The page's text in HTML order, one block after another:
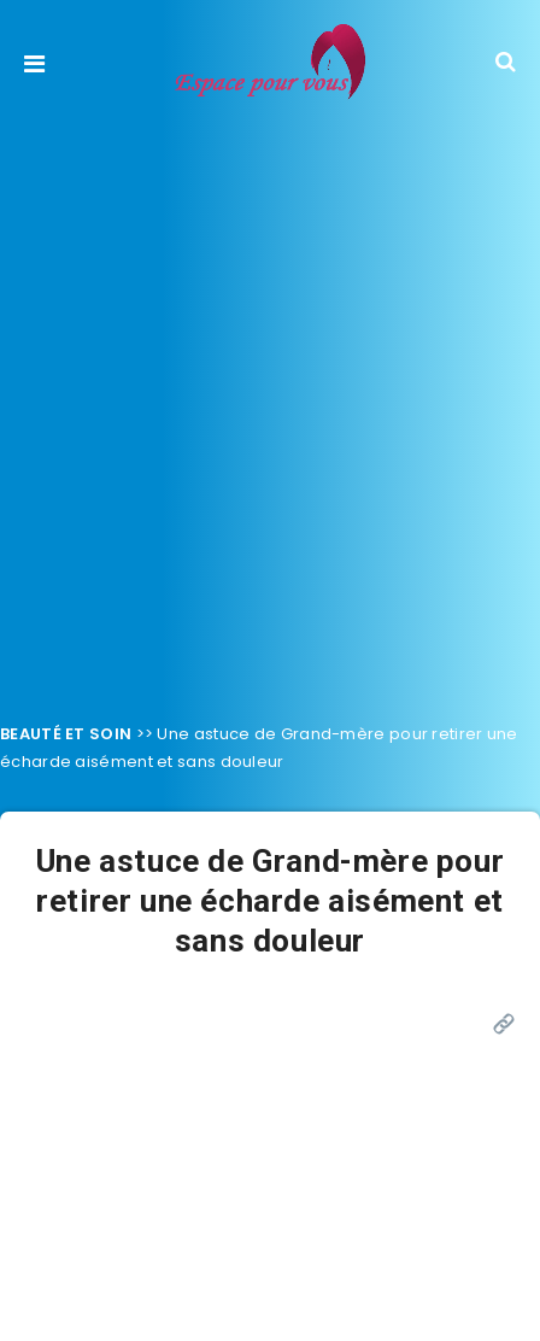
BEAUTÉ ET SOIN >>Une astuce de Grand-mère pour retirer une
écharde aisément et sans douleur
Une astuce de Grand-mère pour
retirer une écharde aisément et
sans douleur